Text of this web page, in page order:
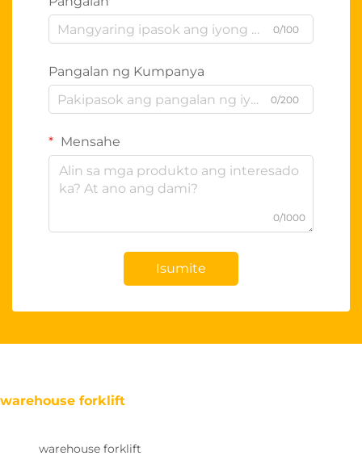
0/100
Pangalan ng Kumpanya
0/200
Mensahe
0/1000
Isumite
warehouse forklift
warehouse forklift